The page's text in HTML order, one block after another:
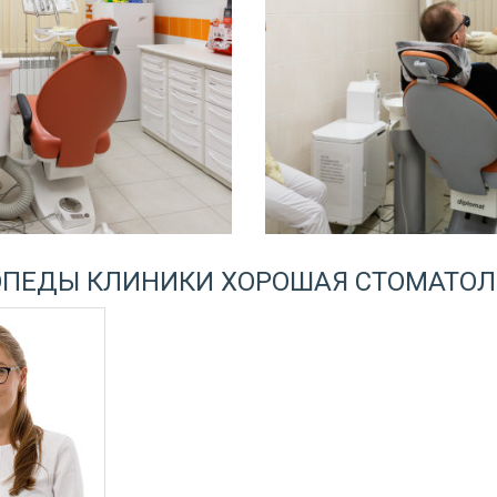
КЛИНИКИ ХОРОШАЯ